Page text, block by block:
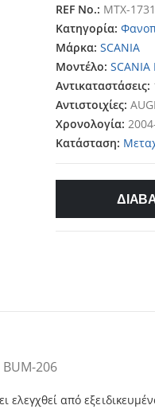
REF No.: MTX-
Κατηγορία:
Μάρκα: SCANIA
Μοντέλο: SCANIA
Αντικαταστάσεις:
Αντιστοιχίες:
Χρονολογία:
Κατάσταση:
BUM-206
ελεγχθεί από